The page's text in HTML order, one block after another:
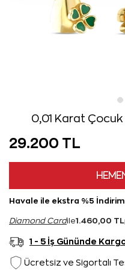
0,01 Karat
29.200 TL
Havale ile ekstra %5
Diamond Cardile1.460,00 TL
1 - 5 İş Gününde
Ücretsiz ve Sigortalı